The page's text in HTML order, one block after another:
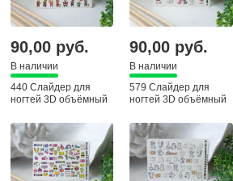
90,00 руб.
В наличии
440 Слайдер для
ногтей 3D объёмный
90,00 руб.
В наличии
579 Слайдер для
ногтей 3D объёмный